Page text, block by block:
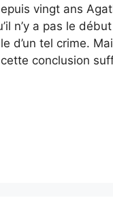
vingt ans
n’y a pas le
d’un tel crime.
conclusion